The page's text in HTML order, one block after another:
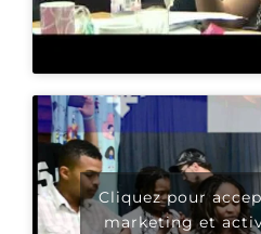
Cliquez pour
marketing et